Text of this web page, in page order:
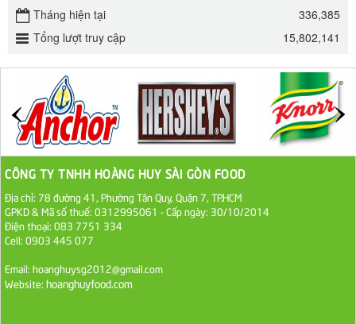
Đường mía thiên nhiên Biên Hòa gói 1kg
ĐƯỜNG SẠCH CÔ BA BIÊN HÒA 1KG
27.000 VND
Đường cát trắng An Khê bao 50kg
1.100.000 VND
Sa Tế Tôm Cholimex PET Hũ 450g
Ớt Sa Tế Cholimex Hũ Thuỷ Tinh 150g
Tháng hiện tại
336,385
Tổng lượt truy cập
15,802,141
CÔNG TY TNHH HOÀNG HUY SÀI GÒN FOOD
Địa chỉ: 78 đường 41, Phường Tân Quy, Quận 7, TP.HCM
GPKD & Mã số thuế: 0312995061 - Cấp ngày: 30/10/2014
Điện thoại: 083 7751 334
Cell: 0903 445 077
Email: hoanghuysg2012@gmail.com
Website: hoanghuyfood.com